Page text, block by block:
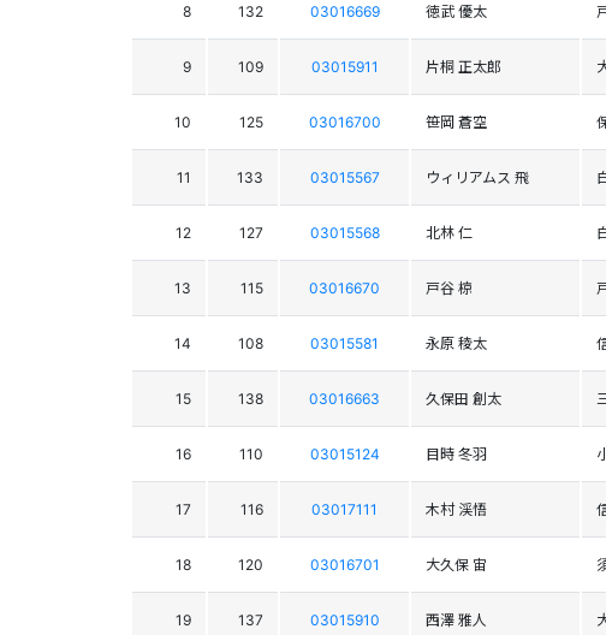
8 132 03016669 徳武 優太
9 109 03015911 片桐 正太郎
10 125 03016700 笹岡 蒼空
11 133 03015567 ウィリアムス 飛
12 127 03015568 北林 仁
13 115 03016670 戸谷 椋
14 108 03015581 永原 稜太
15 138 03016663 久保田 創太
16 110 03015124 目時 冬羽
17 116 03017111 木村 渓悟
18 120 03016701 大久保 宙
19 137 03015910 西澤 雅人